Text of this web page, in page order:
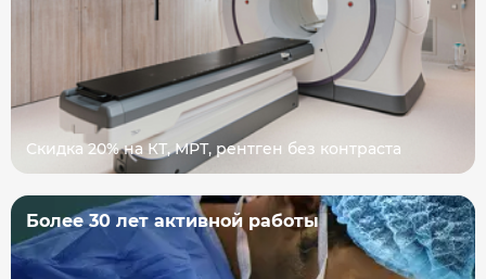
Скидка 20% на КТ, МРТ, рентген без контраста
Более 30 лет активной работы